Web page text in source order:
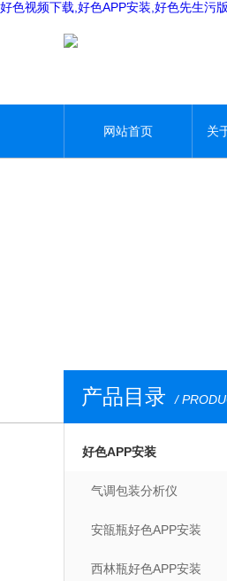
好色视频下载,好色APP安装,好色先生污
网站首页 关
产品目录 /
好色APP安装
气调包装分析仪
安瓿瓶好色APP安装
西林瓶好色APP安装